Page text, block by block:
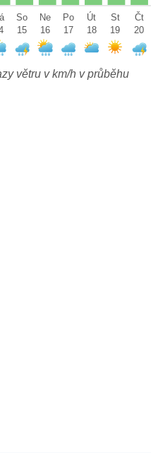
So
15
Ne
16
Po
17
Út
18
St
19
Čt
20
větru v km/h v průběhu